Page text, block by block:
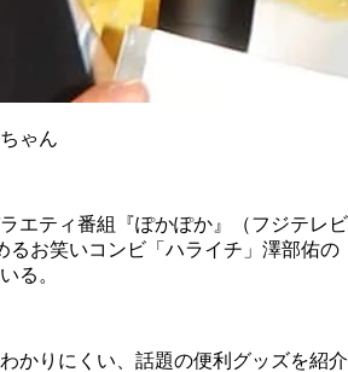
ゃん
エティ番組『ぽかぽか』（フジテレビ
るお笑いコンビ「ハライチ」澤部佑の
る。
かりにくい、話題の便利グッズを紹介